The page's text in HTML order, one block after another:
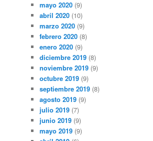
mayo 2020 (9)
abril 2020 (10)
marzo 2020 (9)
febrero 2020 (8)
enero 2020 (9)
diciembre 2019 (8)
noviembre 2019 (9)
octubre 2019 (9)
septiembre 2019 (8)
agosto 2019 (9)
julio 2019 (7)
junio 2019 (9)
mayo 2019 (9)